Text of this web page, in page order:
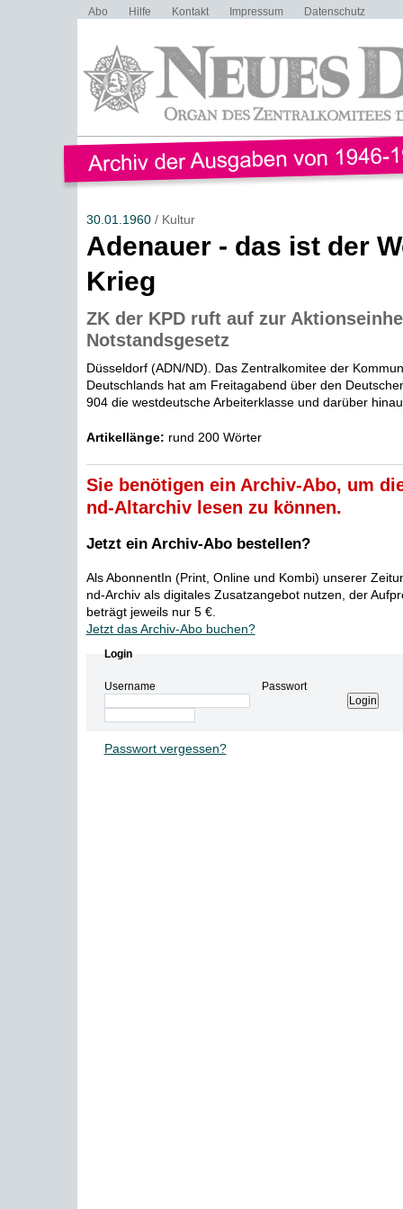
Abo Hilfe Kontakt Impressum Datenschutz
30.01.1960/ Kultur
Adenauer - das ist der
Krieg
ZK der KPD ruft auf zur
Notstandsgesetz
Düsseldorf (ADN/ND). Das Zentralkomitee der
Deutschlands hat am Freitagabend über den
904 die westdeutsche Arbeiterklasse und darüber
Artikellänge: rund 200 Wörter
Sie benötigen ein Archiv-Abo, um
nd-Altarchiv lesen zu können.
Jetzt ein Archiv-Abo bestellen?
Als AbonnentIn (Print, Online und Kombi) unserer
nd-Archiv als digitales Zusatzangebot nutzen, der
beträgt jeweils nur 5 €.
Jetzt das Archiv-Abo buchen?
Login
Username Passwort
Passwort vergessen?